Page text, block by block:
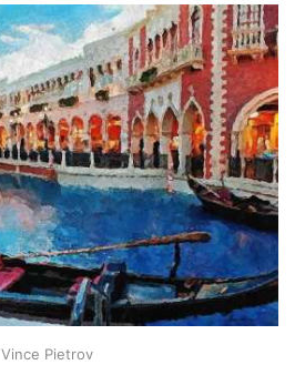
Vince Pietrov